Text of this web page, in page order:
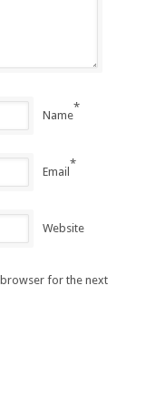
Name
*
Email
*
Website
browser for the next